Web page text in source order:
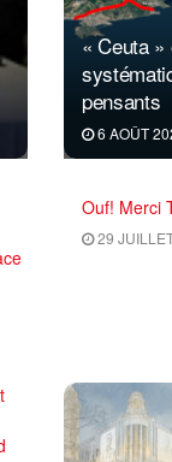
« Ceuta »
pensants
6 AOÛT
Ouf! Merci
29